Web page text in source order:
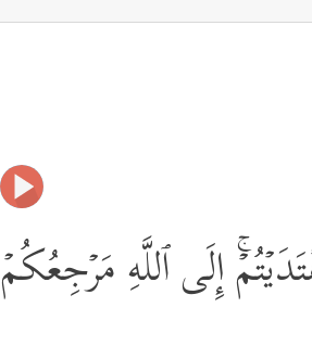
إِلَى ٱللَّهِ مَرۡجِعُكُمۡ